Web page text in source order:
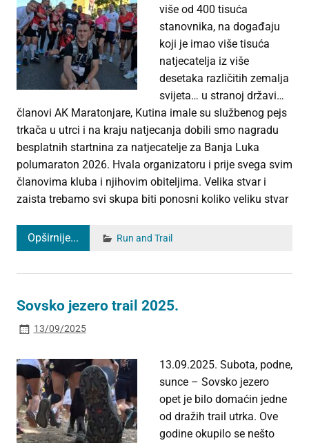
više od 400 tisuća
stanovnika, na događaju
koji je imao više tisuća
natjecatelja iz više
desetaka različitih zemalja
svijeta… u stranoj državi…
članovi AK Maratonjare, Kutina imale su službenog pejs
trkača u utrci i na kraju natjecanja dobili smo nagradu
besplatnih startnina za natjecatelje za Banja Luka
polumaraton 2026. Hvala organizatoru i prije svega svim
članovima kluba i njihovim obiteljima. Velika stvar i
zaista trebamo svi skupa biti ponosni koliko veliku stvar
Opširnije... Run and Trail
Sovsko jezero trail 2025.
13/09/2025
13.09.2025. Subota, podne,
sunce – Sovsko jezero
opet je bilo domaćin jedne
od dražih trail utrka. Ove
godine okupilo se nešto